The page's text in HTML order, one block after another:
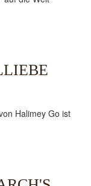
Halimey Go ist